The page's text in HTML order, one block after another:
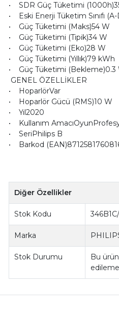
• SDR Güç Tüketimi
• Eski Enerji Tüketim Sınıfı (A-
• Güç Tüketimi (Maks)54 W
• Güç Tüketimi (Tipik)34 W
• Güç Tüketimi (Eko)28 W
• Güç Tüketimi (Yıllık)79 kWh
• Güç Tüketimi (Bekleme)0.3
GENEL ÖZELLİKLER
• HoparlörVar
• Hoparlör Gücü (RMS)10 W
• Yıl2020
• Kullanım
• SeriPhilips B
• Barkod
Diğer Özellikler
Stok Kodu
Marka
Stok Durumu
Bu